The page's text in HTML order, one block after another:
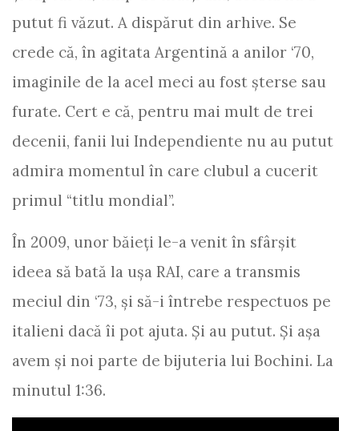
putut fi văzut. A dispărut din arhive. Se
crede că, în agitata Argentină a anilor ‘70,
imaginile de la acel meci au fost şterse sau
furate. Cert e că, pentru mai mult de trei
decenii, fanii lui Independiente nu au putut
admira momentul în care clubul a cucerit
primul “titlu mondial”.
În 2009, unor băieţi le-a venit în sfârşit
ideea să bată la uşa RAI, care a transmis
meciul din ‘73, şi să-i întrebe respectuos pe
italieni dacă îi pot ajuta. Şi au putut. Şi aşa
avem şi noi parte de bijuteria lui Bochini. La
minutul 1:36.